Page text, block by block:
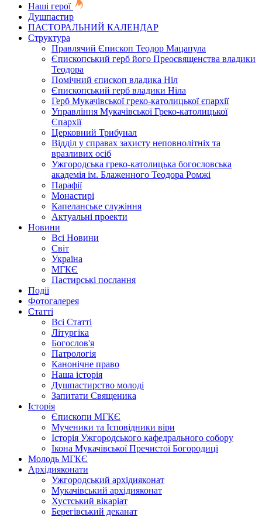
Наші герої
Душпастир
ПАСТОРАЛЬНИЙ КАЛЕНДАР
Структура
Правлячий Єпископ Теодор Мацапула
Єпископський герб його Преосвященства владики
Теодора
Помічний єпископ владика Ніл
Єпископський герб владики Ніла
Герб Мукачівської греко-католицької єпархії
Управління Мукачівської Греко-католицької
Єпархії
Церковний Трибунал
Відділ у справах захисту неповнолітніх та
вразливих осіб
Ужгородська греко-католицька богословська
академія ім. Блаженного Теодора Ромжі
Парафії
Монастирі
Капеланське служіння
Актуальні проекти
Новини
Всі Новини
Світ
Україна
МГКЄ
Пастирські послання
Події
Фотогалерея
Статті
Всі Статті
Літургіка
Богослов'я
Патрологія
Канонічне право
Наша історія
Душпастирство молоді
Запитати Священика
Історія
Єпископи МГКЄ
Мученики та Ісповідники віри
Історія Ужгородського кафедрального собору
Ікона Мукачівської Пречистої Богородиці
Молодь МГКЄ
Архідияконати
Ужгородський архідияконат
Мукачівський архідияконат
Хустський вікаріат
Берегівський деканат